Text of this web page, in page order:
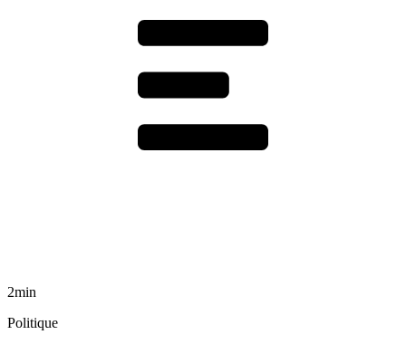
2min
Politique